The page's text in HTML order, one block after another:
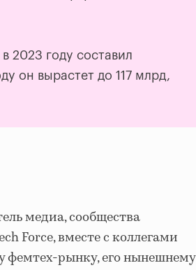
2023 году составил
он вырастет до 117 млрд,
медиа, сообщества
Force, вместе с коллегами
фемтех-рынку, его нынешнему